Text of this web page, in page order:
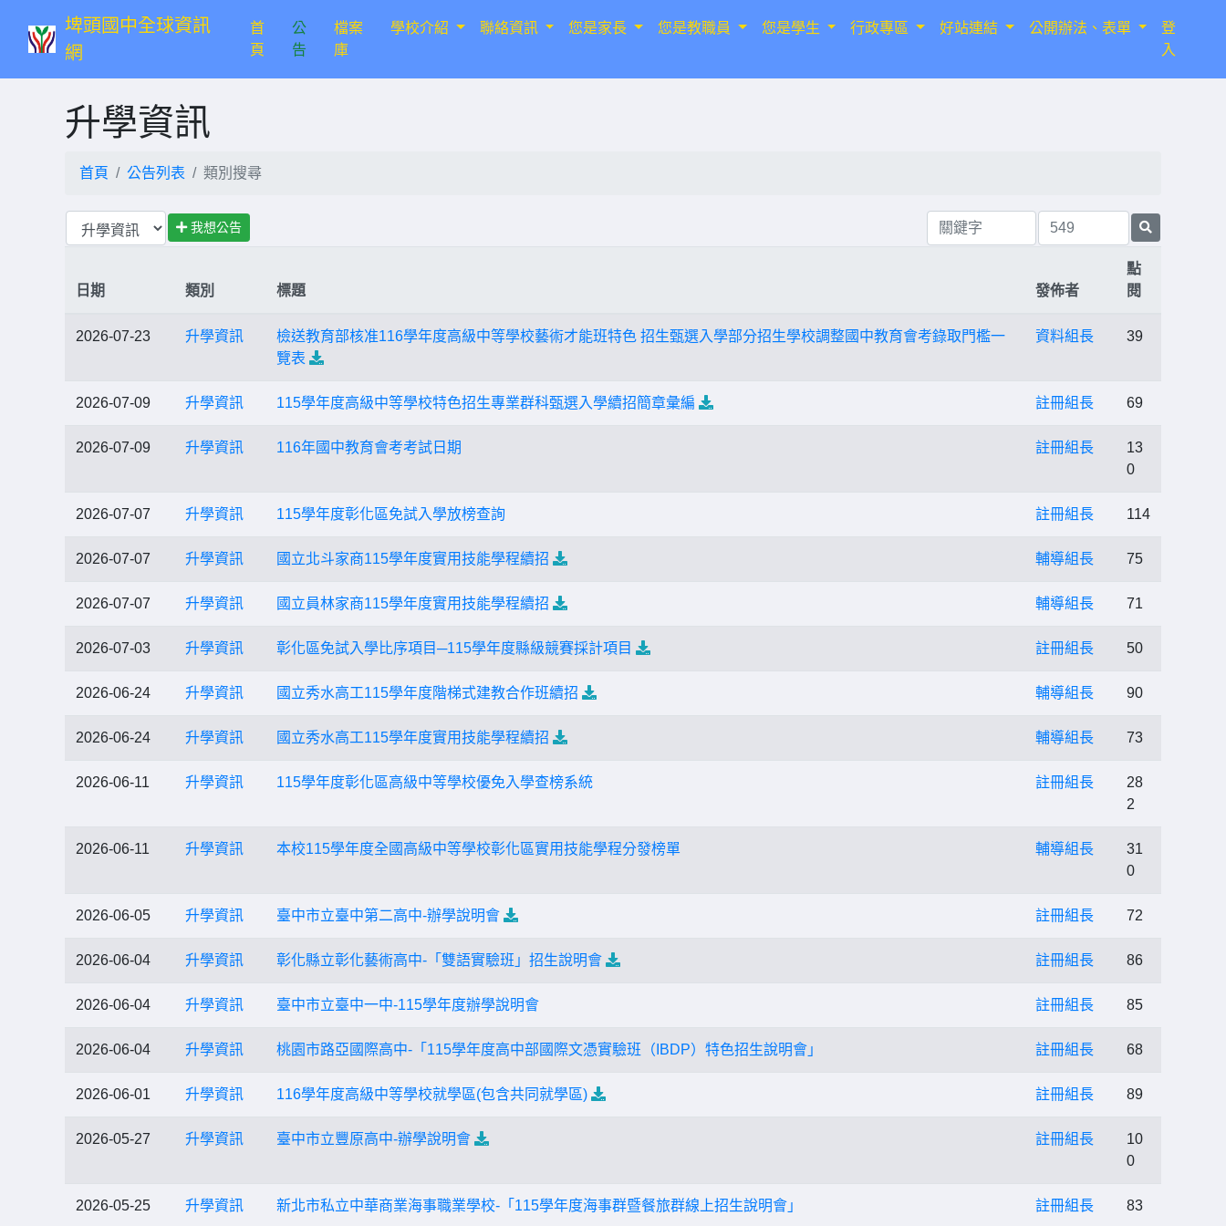
埤頭國中全球資訊
網
首
頁(current)
公
告
檔案
庫
學校介紹 聯絡資訊 您是家長 您是教職員 您是學生 行政專區 好站連結 公開辦法、表單
登
入
升學資訊
首頁 公告列表 類別搜尋
我想公告
日期 類別 標題 發佈者
點
閱
2026-07-23 升學資訊
檢送教育部核准116學年度高級中等學校藝術才能班特色 招生甄選入學部分招生學校調整國中教育會考錄取門檻一
覽表
資料組長 39
2026-07-09 升學資訊 115學年度高級中等學校特色招生專業群科甄選入學續招簡章彙編 註冊組長 69
2026-07-09 升學資訊 116年國中教育會考考試日期 註冊組長
13
0
2026-07-07 升學資訊 115學年度彰化區免試入學放榜查詢 註冊組長 114
2026-07-07 升學資訊 國立北斗家商115學年度實用技能學程續招 輔導組長 75
2026-07-07 升學資訊 國立員林家商115學年度實用技能學程續招 輔導組長 71
2026-07-03 升學資訊 彰化區免試入學比序項目─115學年度縣級競賽採計項目 註冊組長 50
2026-06-24 升學資訊 國立秀水高工115學年度階梯式建教合作班續招 輔導組長 90
2026-06-24 升學資訊 國立秀水高工115學年度實用技能學程續招 輔導組長 73
2026-06-11 升學資訊 115學年度彰化區高級中等學校優免入學查榜系統 註冊組長
28
2
2026-06-11 升學資訊 本校115學年度全國高級中等學校彰化區實用技能學程分發榜單 輔導組長
31
0
2026-06-05 升學資訊 臺中市立臺中第二高中-辦學說明會 註冊組長 72
2026-06-04 升學資訊 彰化縣立彰化藝術高中-「雙語實驗班」招生說明會 註冊組長 86
2026-06-04 升學資訊 臺中市立臺中一中-115學年度辦學說明會 註冊組長 85
2026-06-04 升學資訊 桃園市路亞國際高中-「115學年度高中部國際文憑實驗班（IBDP）特色招生說明會」 註冊組長 68
2026-06-01 升學資訊 116學年度高級中等學校就學區(包含共同就學區) 註冊組長 89
2026-05-27 升學資訊 臺中市立豐原高中-辦學說明會 註冊組長
10
0
2026-05-25 升學資訊 新北市私立中華商業海事職業學校-「115學年度海事群暨餐旅群線上招生說明會」 註冊組長 83